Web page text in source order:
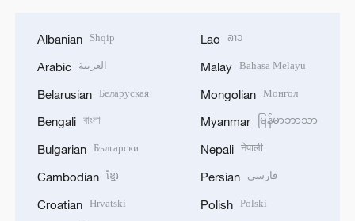
Albanian Shqip
Arabic العربية
Belarusian Беларуская
Bengali বাংলা
Bulgarian Български
Cambodian ខ្មែរ
Croatian Hrvatski
Lao ລາວ
Malay Bahasa Melayu
Mongolian Монгол
Myanmar မြန်မာဘာသာ
Nepali नेपाली
Persian فارسی
Polish Polski